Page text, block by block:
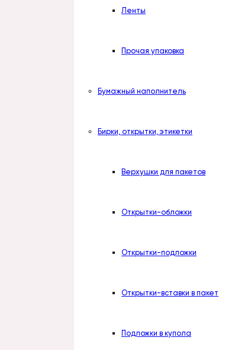
Ленты
Прочая упаковка
Бумажный наполнитель
Бирки, открытки, этикетки
Верхушки для пакетов
Открытки-обложки
Открытки-подложки
Открытки-вставки в пакет
Подложки в купола